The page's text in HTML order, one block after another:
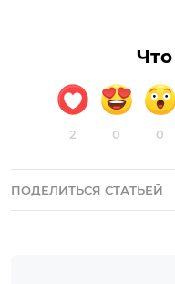
2 0 0
ПОДЕЛИТЬСЯ СТАТЬЕЙ